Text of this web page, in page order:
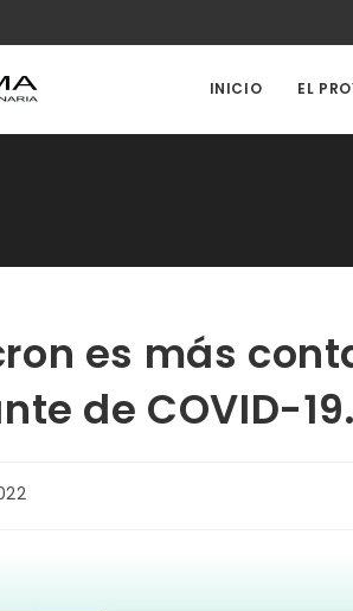
INICIO EL
es más
de COVID-